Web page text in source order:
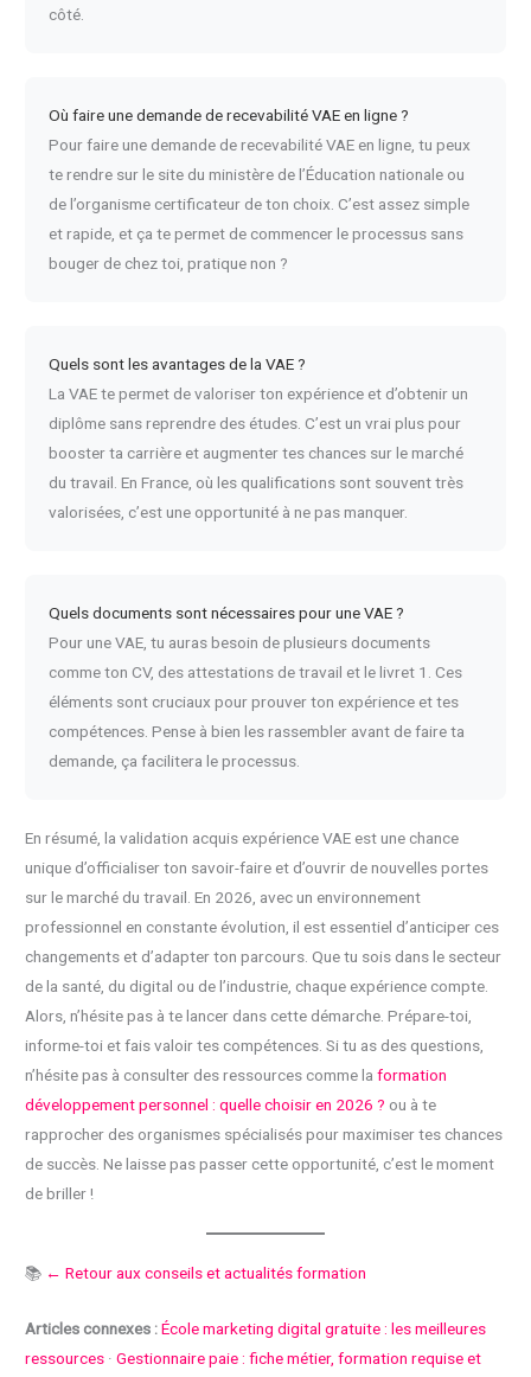
côté.
Où faire une demande de recevabilité VAE en ligne ?
Pour faire une demande de recevabilité VAE en ligne, tu peux
te rendre sur le site du ministère de l’Éducation nationale ou
de l’organisme certificateur de ton choix. C’est assez simple
et rapide, et ça te permet de commencer le processus sans
bouger de chez toi, pratique non ?
Quels sont les avantages de la VAE ?
La VAE te permet de valoriser ton expérience et d’obtenir un
diplôme sans reprendre des études. C’est un vrai plus pour
booster ta carrière et augmenter tes chances sur le marché
du travail. En France, où les qualifications sont souvent très
valorisées, c’est une opportunité à ne pas manquer.
Quels documents sont nécessaires pour une VAE ?
Pour une VAE, tu auras besoin de plusieurs documents
comme ton CV, des attestations de travail et le livret 1. Ces
éléments sont cruciaux pour prouver ton expérience et tes
compétences. Pense à bien les rassembler avant de faire ta
demande, ça facilitera le processus.
En résumé, la validation acquis expérience VAE est une chance
unique d’officialiser ton savoir-faire et d’ouvrir de nouvelles portes
sur le marché du travail. En 2026, avec un environnement
professionnel en constante évolution, il est essentiel d’anticiper ces
changements et d’adapter ton parcours. Que tu sois dans le secteur
de la santé, du digital ou de l’industrie, chaque expérience compte.
Alors, n’hésite pas à te lancer dans cette démarche. Prépare-toi,
informe-toi et fais valoir tes compétences. Si tu as des questions,
n’hésite pas à consulter des ressources comme laformation
développement personnel : quelle choisir en 2026 ? ou à te
rapprocher des organismes spécialisés pour maximiser tes chances
de succès. Ne laisse pas passer cette opportunité, c’est le moment
de briller !
📚 ← Retour aux conseils et actualités formation
Articles connexes :École marketing digital gratuite : les meilleures
ressources ·Gestionnaire paie : fiche métier, formation requise et